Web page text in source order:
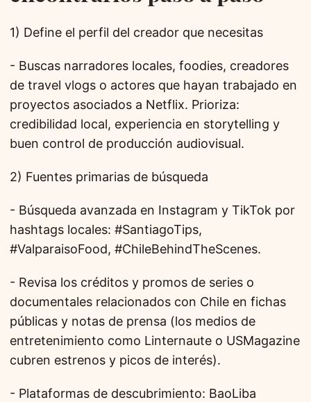
1) Define el perfil del creador que necesitas
- Buscas narradores locales, foodies, creadores
de travel vlogs o actores que hayan trabajado en
proyectos asociados a Netflix. Prioriza:
credibilidad local, experiencia en storytelling y
buen control de producción audiovisual.
2) Fuentes primarias de búsqueda
- Búsqueda avanzada en Instagram y TikTok por
hashtags locales: #SantiagoTips,
#ValparaisoFood, #ChileBehindTheScenes.
- Revisa los créditos y promos de series o
documentales relacionados con Chile en fichas
públicas y notas de prensa (los medios de
entretenimiento como Linternaute o USMagazine
cubren estrenos y picos de interés).
- Plataformas de descubrimiento: BaoLiba